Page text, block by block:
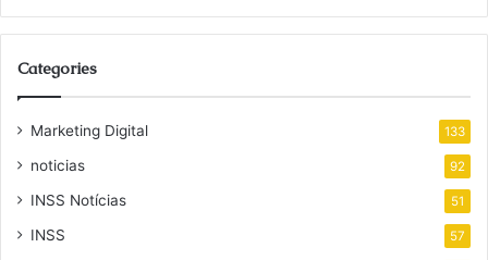
Categories
Marketing Digital 133
noticias 92
INSS Notícias 51
INSS 57